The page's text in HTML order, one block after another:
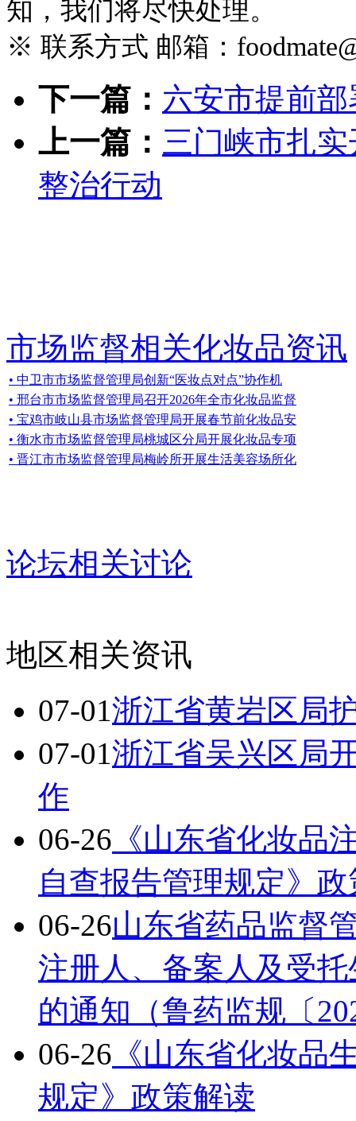
知，我们将尽快处理。
※ 联系方式 邮箱：
下一篇： 六安市提前
上一篇： 三门峡市扎
整治行动
市场监督相关化妆品资讯
• 中卫市市场监督管理局创新“医妆点对点”协作机
• 邢台市市场监督管理局召开2026年全市化妆品监督
• 宝鸡市岐山县市场监督管理局开展春节前化妆品安
• 衡水市市场监督管理局桃城区分局开展化妆品专项
• 晋江市市场监督管理局梅岭所开展生活美容场所化
论坛相关讨论
地区相关资讯
07-01浙江省黄岩区局
07-01浙江省吴兴区局
作
06-26 《山东省化妆品
自查报告管理规定》
06-26山东省药品监督
注册人、备案人及受
的通知（鲁药监规〔
06-26 《山东省化妆品
规定》政策解读